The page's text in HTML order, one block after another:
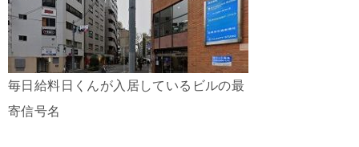
毎日給料日くんが入居しているビルの最
寄信号名